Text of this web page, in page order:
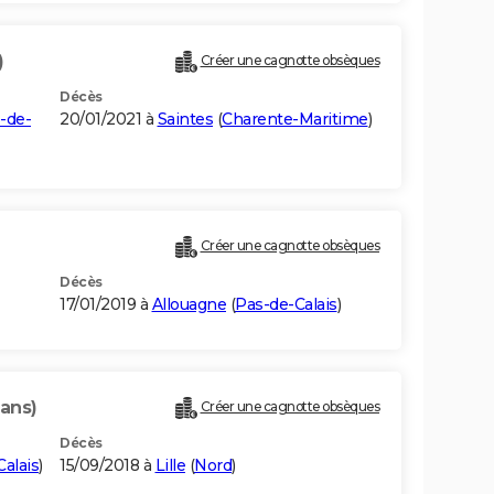
Créer une cagnotte obsèques
de-
Décès
20/01/2021 à Saintes (Charente-Maritime)
Créer une cagnotte obsèques
Décès
17/01/2019 à Allouagne (Pas-de-Calais)
Créer une cagnotte obsèques
)
Décès
15/09/2018 à Lille (Nord)